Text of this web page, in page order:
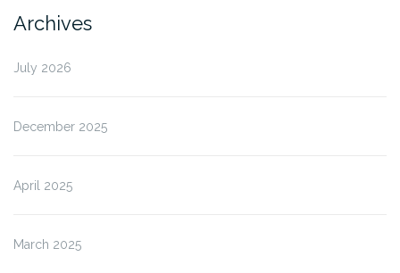
Archives
July 2026
December 2025
April 2025
March 2025